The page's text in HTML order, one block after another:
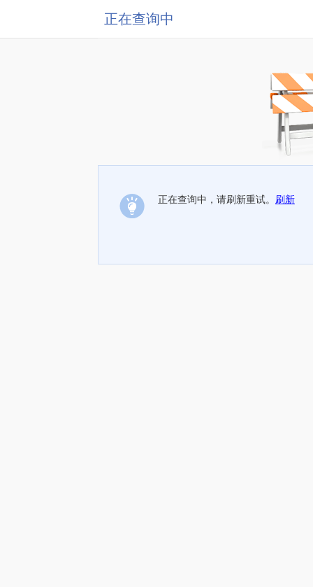
正在查询中
正在查询中，请刷新重试。 刷新